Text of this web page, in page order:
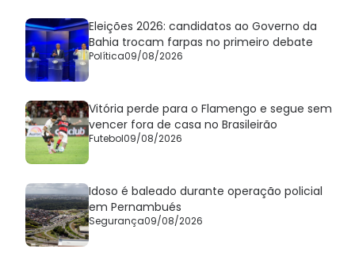
Eleições 2026: candidatos ao Governo da
Bahia trocam farpas no primeiro debate
Política09/08/2026
Vitória perde para o Flamengo e segue sem
vencer fora de casa no Brasileirão
Futebol09/08/2026
Idoso é baleado durante operação policial
em Pernambués
Segurança09/08/2026